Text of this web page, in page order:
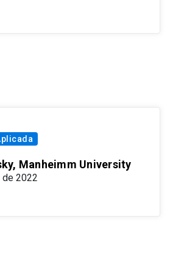
Manheimm University
2022